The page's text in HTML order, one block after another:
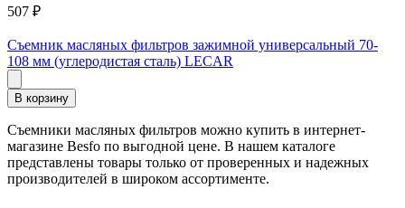
507 ₽
Съемник масляных фильтров зажимной универсальный 70-
108 мм (углеродистая сталь) LECAR
В корзину
Съемники масляных фильтров можно купить в интернет-
магазине Besfo по выгодной цене. В нашем каталоге
представлены товары только от проверенных и надежных
производителей в широком ассортименте.